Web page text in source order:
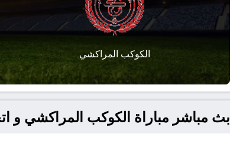
الكوكب المراكشي
بث مباشر مباراة الكوكب المراكشي و